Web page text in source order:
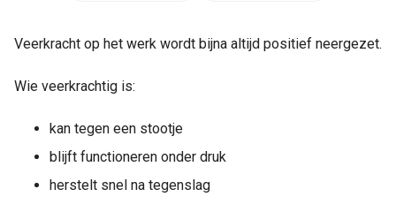
Veerkracht op het werk wordt bijna altijd positief neergezet.
Wie veerkrachtig is:
kan tegen een stootje
blijft functioneren onder druk
herstelt snel na tegenslag
worden